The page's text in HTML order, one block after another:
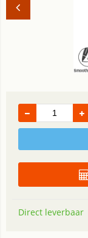
Direct leverbaar